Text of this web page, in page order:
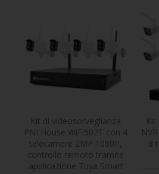
con 4
1080P,
tramite
Smart
Kit di videosorveglianza
NVR PNI House WiFi550 e
8 telecamere wireless,
1.0MP wireless
Rating: